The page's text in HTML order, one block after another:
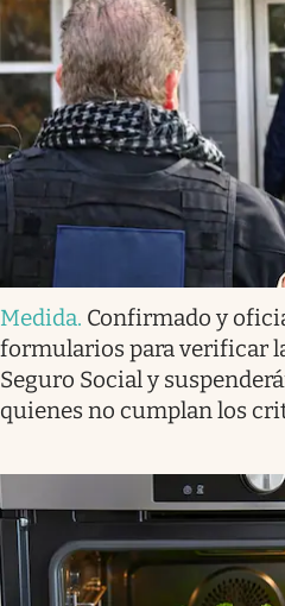
Medida. Confirmado y
formularios para verificar
Seguro Social y
quienes no cumplan los